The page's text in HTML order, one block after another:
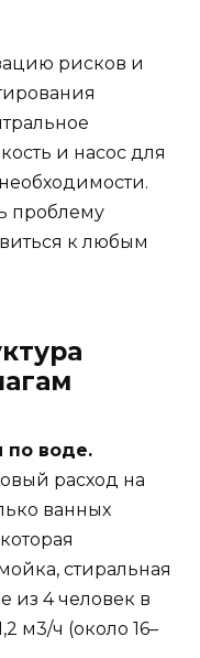
рисков и
и насос для
проблему
к любым
по воде.
расход на
ванных
стиральная
из 4 человек в
м3/ч (около 16–